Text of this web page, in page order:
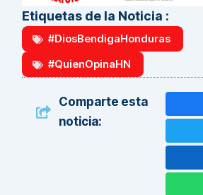
Etiquetas de la Noticia :
#DiosBendigaHonduras
#QuienOpinaHN
Comparte esta
noticia: